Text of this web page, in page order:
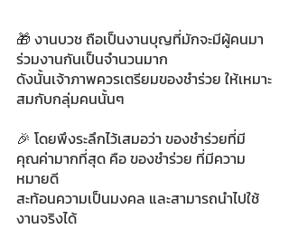
🎁 งานบวช ถือเป็นงานบุญที่มักจะมีผู้คนมา
ร่วมงานกันเป็นจำนวนมาก
ดังนั้นเจ้าภาพควรเตรียมของชำร่วย ให้เหมาะ
สมกับกลุ่มคนนั้นๆ
🎉 โดยพึงระลึกไว้เสมอว่า ของชำร่วยที่มี
คุณค่ามากที่สุด คือ ของชำร่วย ที่มีความ
หมายดี
สะท้อนความเป็นมงคล และสามารถนำไปใช้
งานจริงได้